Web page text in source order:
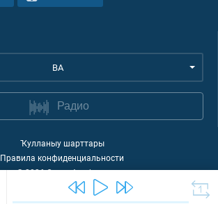
BA
Радио
Ҡулланыу шарттары
Правила конфиденциальности
©2026Quran Academy